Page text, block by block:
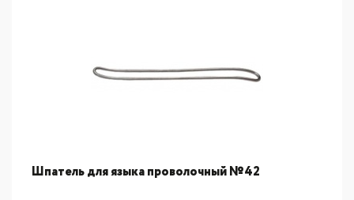
Шпатель для языка проволочный №42